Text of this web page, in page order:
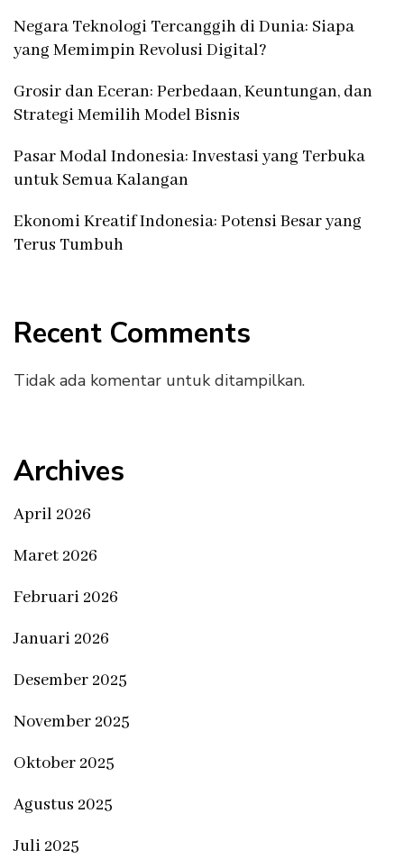
Negara Teknologi Tercanggih di Dunia: Siapa
yang Memimpin Revolusi Digital?
Grosir dan Eceran: Perbedaan, Keuntungan, dan
Strategi Memilih Model Bisnis
Pasar Modal Indonesia: Investasi yang Terbuka
untuk Semua Kalangan
Ekonomi Kreatif Indonesia: Potensi Besar yang
Terus Tumbuh
Recent Comments
Tidak ada komentar untuk ditampilkan.
Archives
April 2026
Maret 2026
Februari 2026
Januari 2026
Desember 2025
November 2025
Oktober 2025
Agustus 2025
Juli 2025